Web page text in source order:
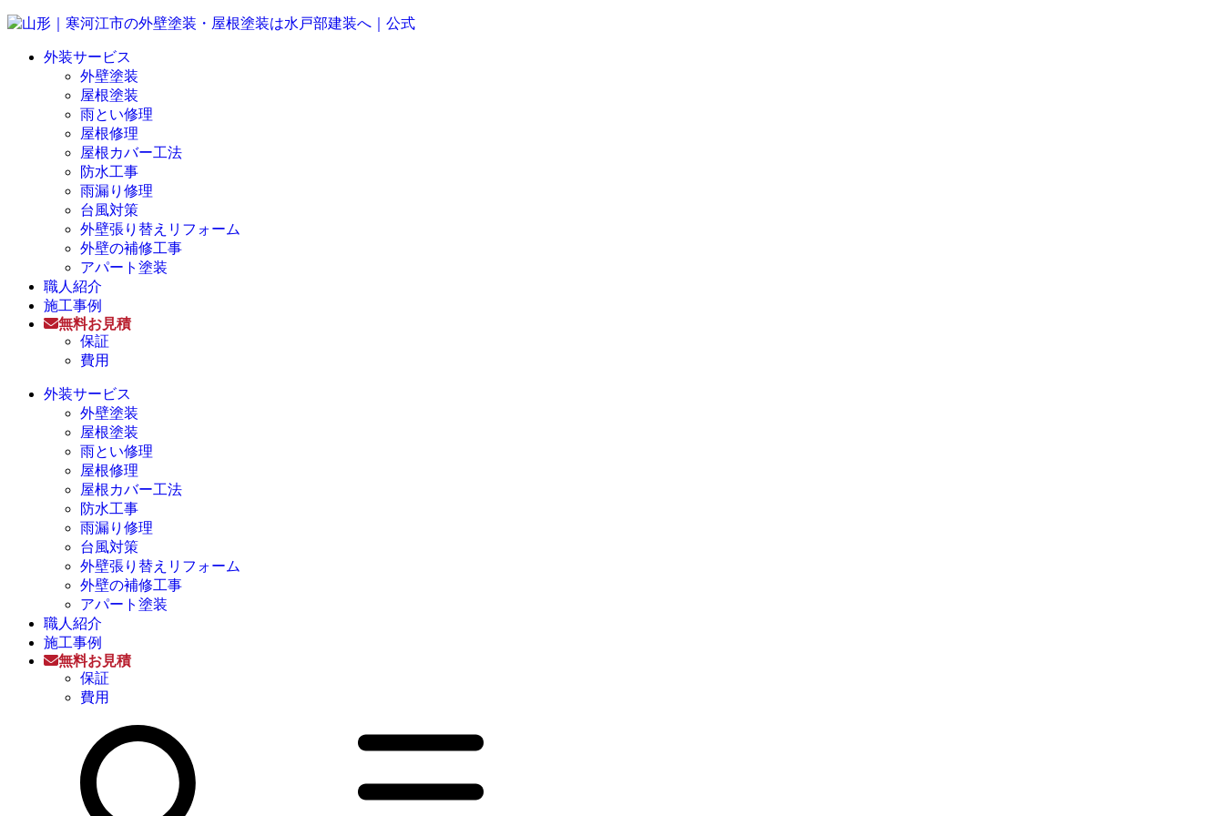
外装サービス
外壁塗装
屋根塗装
雨とい修理
屋根修理
屋根カバー工法
防水工事
雨漏り修理
台風対策
外壁張り替えリフォーム
外壁の補修工事
アパート塗装
職人紹介
施工事例
無料お見積
保証
費用
外装サービス
外壁塗装
屋根塗装
雨とい修理
屋根修理
屋根カバー工法
防水工事
雨漏り修理
台風対策
外壁張り替えリフォーム
外壁の補修工事
アパート塗装
職人紹介
施工事例
無料お見積
保証
費用